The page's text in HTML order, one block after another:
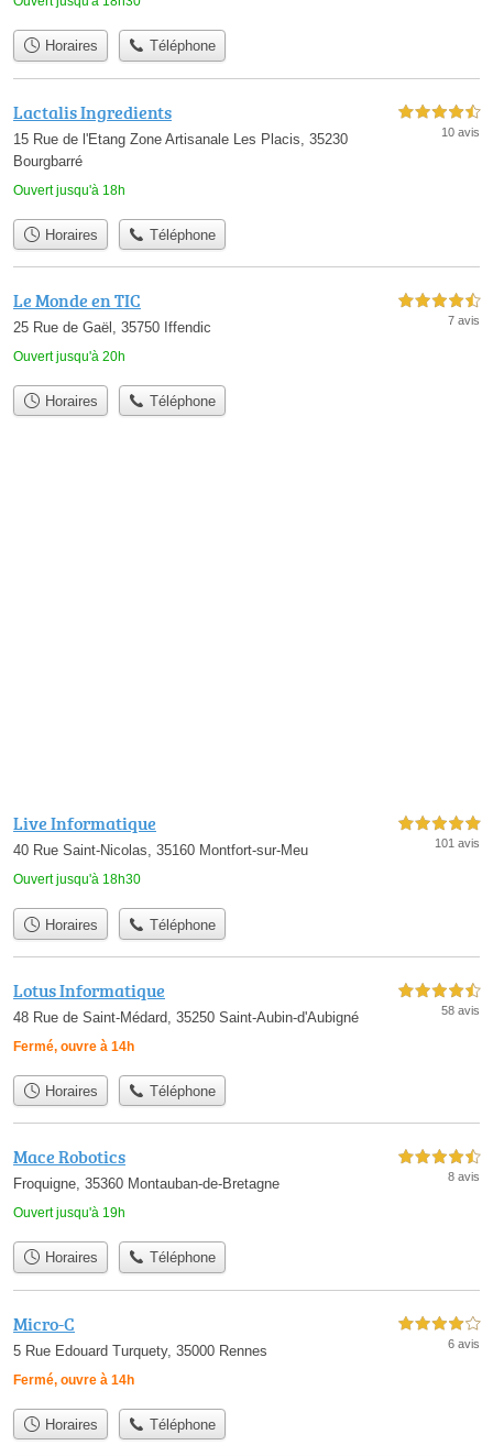
Horaires Téléphone
Lactalis Ingredients
15 Rue de l'Etang Zone Artisanale Les Placis, 35230
Bourgbarré
Ouvert jusqu'à 18h
4,5 étoiles sur 5
10 avis
Horaires Téléphone
Le Monde en TIC
25 Rue de Gaël, 35750 Iffendic
Ouvert jusqu'à 20h
4,5 étoiles sur 5
7 avis
Horaires Téléphone
Live Informatique
40 Rue Saint-Nicolas, 35160 Montfort-sur-Meu
Ouvert jusqu'à 18h30
5,0 étoiles sur 5
101 avis
Horaires Téléphone
Lotus Informatique
48 Rue de Saint-Médard, 35250 Saint-Aubin-d'Aubigné
Fermé, ouvre à 14h
4,5 étoiles sur 5
58 avis
Horaires Téléphone
Mace Robotics
Froquigne, 35360 Montauban-de-Bretagne
Ouvert jusqu'à 19h
4,5 étoiles sur 5
8 avis
Horaires Téléphone
Micro-C
5 Rue Edouard Turquety, 35000 Rennes
Fermé, ouvre à 14h
4,0 étoiles sur 5
6 avis
Horaires Téléphone